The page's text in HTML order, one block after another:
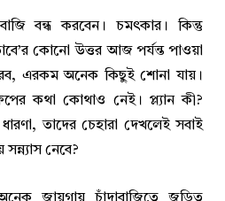
বন্ধ করবেন। চমৎকার। কিন্তু
কোনো উত্তর আজ পর্যন্ত পাওয়া
এরকম অনেক কিছুই শোনা যায়।
কথা কোথাও নেই। প্ল্যান কী?
ধারণা, তাদের চেহারা দেখলেই সবাই
সন্ন্যাস নেবে?